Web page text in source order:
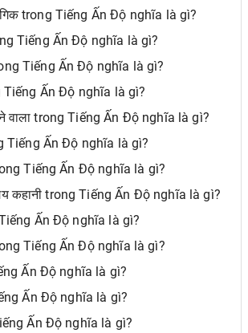
trong Tiếng Ấn Độ nghĩa là gì?
Tiếng Ấn Độ nghĩa là gì?
Tiếng Ấn Độ nghĩa là gì?
Tiếng Ấn Độ nghĩa là gì?
वाला trong Tiếng Ấn Độ nghĩa là gì?
Tiếng Ấn Độ nghĩa là gì?
Tiếng Ấn Độ nghĩa là gì?
कहानी trong Tiếng Ấn Độ nghĩa là gì?
Ấn Độ nghĩa là gì?
Tiếng Ấn Độ nghĩa là gì?
Ấn Độ nghĩa là gì?
Ấn Độ nghĩa là gì?
Ấn Độ nghĩa là gì?